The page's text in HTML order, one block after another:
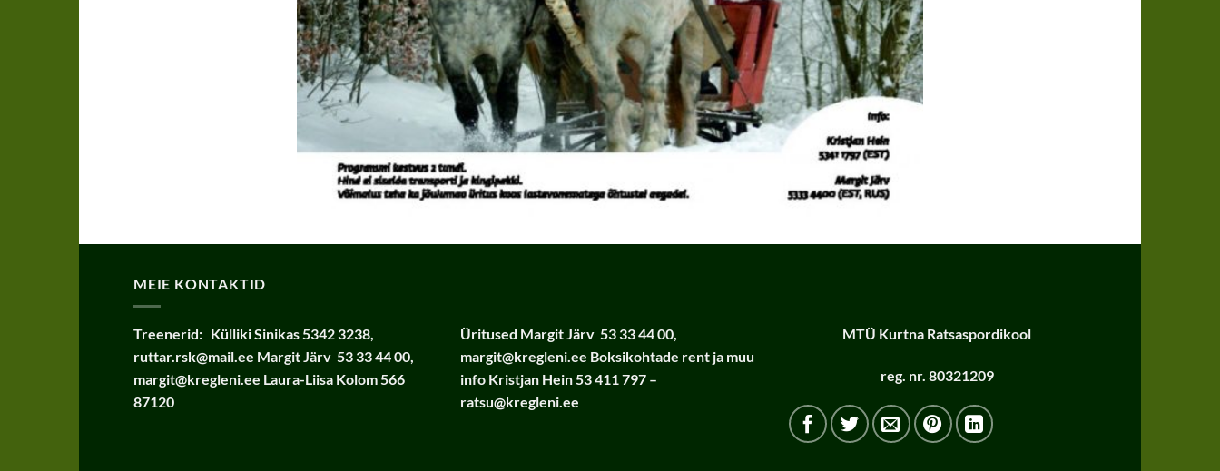
MEIE KONTAKTID
Treenerid: Külliki Sinikas 5342 3238,
ruttar.rsk@mail.ee Margit Järv 53 33 44 00,
margit@kregleni.ee Laura-Liisa Kolom 566
87120
Üritused Margit Järv 53 33 44 00,
margit@kregleni.ee Boksikohtade rent ja muu
info Kristjan Hein 53 411 797 –
ratsu@kregleni.ee
MTÜ Kurtna Ratsaspordikool
reg. nr. 80321209